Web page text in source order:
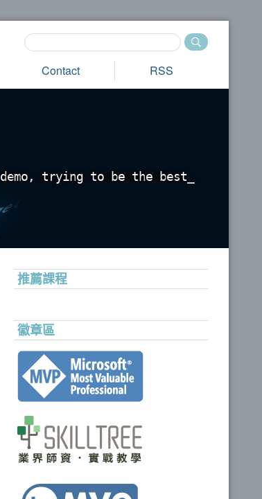
Contact RSS
demo , t rying to be t he best
推薦課程
徽章區